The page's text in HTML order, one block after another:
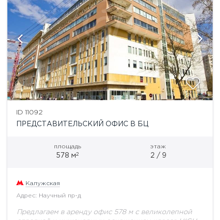
ID 11092
ПРЕДСТАВИТЕЛЬСКИЙ ОФИС В БЦ
площадь
578 м2
этаж
2 / 9
Калужская
Адрес: Научный пр-д
Предлагаем в аренду офис 578 м с великолепной